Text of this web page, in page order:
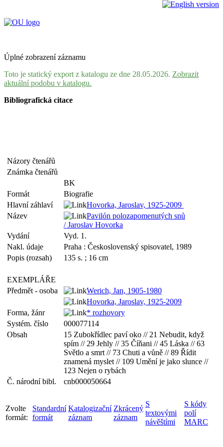
Úplné zobrazení záznamu
Toto je statický export z katalogu ze dne 28.05.2026. Zobrazit
aktuální podobu v katalogu.
Bibliografická citace
Názory čtenářů
Známka čtenářů
BK
Formát
Biografie
Hlavní záhlaví
Hovorka, Jaroslav, 1925-2009
Název
Pavilón polozapomenutých snů
/ Jaroslav Hovorka
Vydání
Vyd. 1.
Nakl. údaje
Praha : Československý spisovatel, 1989
Popis (rozsah)
135 s. ; 16 cm
EXEMPLÁŘE
Předmět - osoba
Werich, Jan, 1905-1980
Hovorka, Jaroslav, 1925-2009
Forma, žánr
* rozhovory
Systém. číslo
000077114
Obsah
15 Zubokřídlec paví oko // 21 Nebudit, když
spím // 29 Jehly // 35 Číňani // 45 Láska // 63
Světlo a smrt // 73 Chuti a vůně // 89 Řídit
znamená myslet // 109 Umění je jako slunce //
123 Nejen o rybách
Č. národní bibl.
cnb000050664
Zvolte
formát:
Standardní
formát
Katalogizační
záznam
Zkrácený
záznam
S
textovými
návěštími
S kódy
polí
MARC